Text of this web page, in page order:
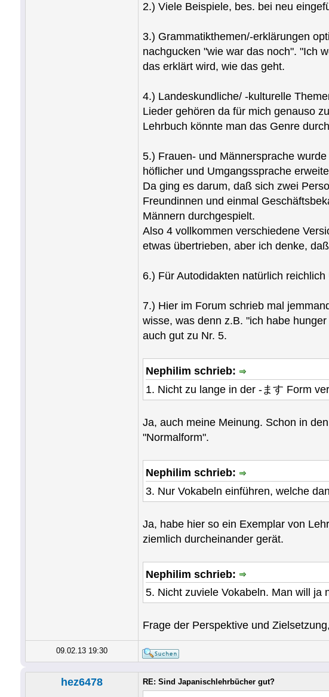
2.) Viele Beispiele, bes. bei neu
3.) Grammatikthemen/-erklärungen
nachgucken "wie war das noch". "Ich
das erklärt wird, wie das geht.
4.) Landeskundliche/ -kulturelle
Lieder gehören da für mich genauso
Lehrbuch könnte man das Genre
5.) Frauen- und Männersprache
höflicher und Umgangssprache
Da ging es darum, daß sich zwei
Freundinnen und einmal
Männern durchgespielt.
Also 4 vollkommen verschiedene
etwas übertrieben, aber ich denke,
6.) Für Autodidakten natürlich
7.) Hier im Forum schrieb mal
wisse, was denn z.B. "ich habe
auch gut zu Nr. 5.
Nephilim schrieb:
1. Nicht zu lange in der -ます Form
Ja, auch meine Meinung. Schon in
"Normalform".
Nephilim schrieb:
3. Nur Vokabeln einführen, welche
Ja, habe hier so ein Exemplar von
ziemlich durcheinander gerät.
Nephilim schrieb:
5. Nicht zuviele Vokabeln. Man will ja
Frage der Perspektive und
09.02.13 19:30
hez6478 RE: Sind Japanischlehrbücher gut?